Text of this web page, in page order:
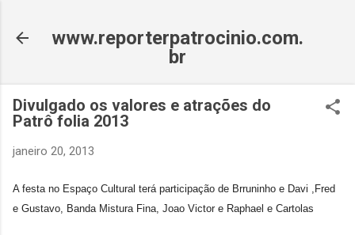
www.reporterpatrocinio.com.
br
Divulgado os valores e atrações do
Patrô folia 2013
janeiro 20, 2013
A festa no Espaço Cultural terá participação de Brruninho e Davi ,Fred
e Gustavo, Banda Mistura Fina, Joao Victor e Raphael e Cartolas